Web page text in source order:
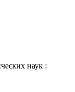
наук :